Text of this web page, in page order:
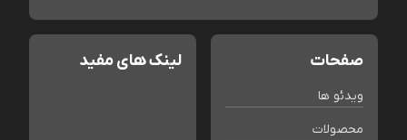
صفحات
ویدئو ها
محصولات
لینک های مفید